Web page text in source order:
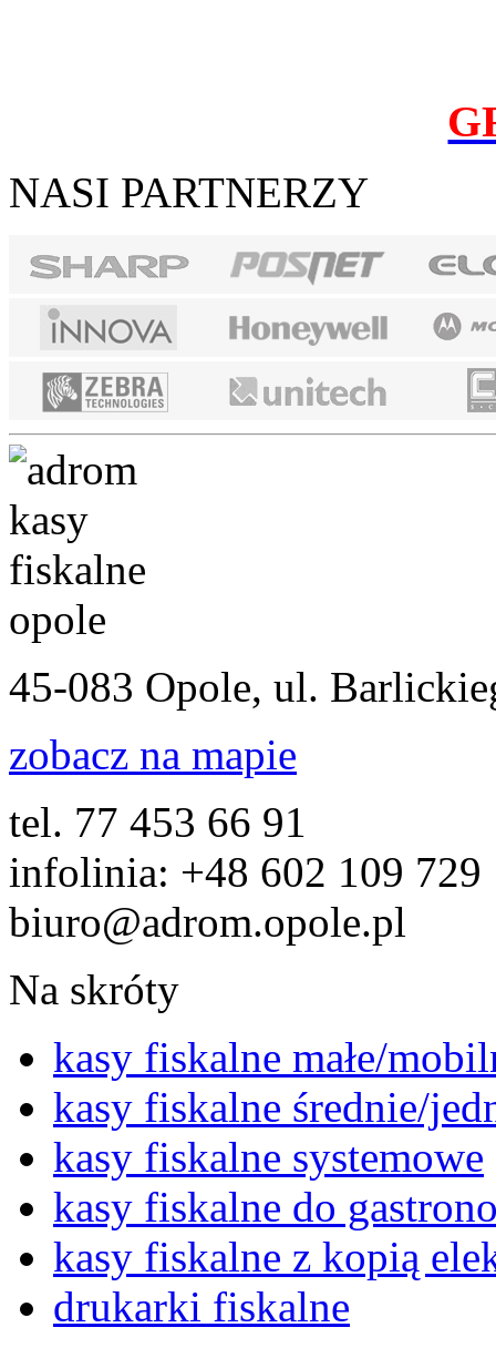
NASI PARTNERZY
45-083 Opole, ul.
zobacz na mapie
tel. 77 453 66 91
infolinia: +48 602 109 729
biuro@adrom.opole.pl
Na skróty
kasy fiskalne małe/
kasy fiskalne średnie/
kasy fiskalne systemowe
kasy fiskalne do
kasy fiskalne z kopią
drukarki fiskalne